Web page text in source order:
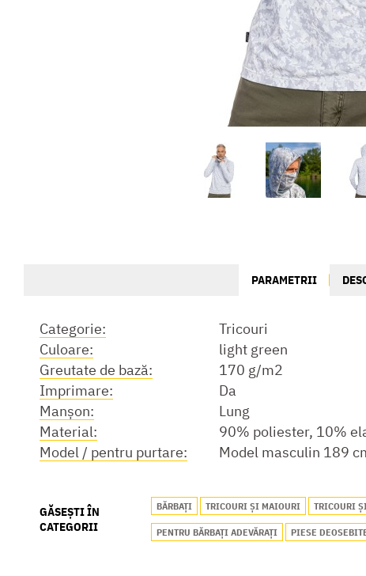
PARAMETRII
Categorie:
Tricouri
Culoare:
light green
Greutate de bază:
170 g/m2
Imprimare:
Da
Manşon:
Lung
Material:
90% poliester, 10%
Model / pentru purtare:
Model masculin 189
GĂSEȘTI ÎN
CATEGORII
BĂRBAȚI TRICOURI ȘI MAIOURI TRICOURI
PENTRU BĂRBAȚI ADEVĂRAȚI PIESE